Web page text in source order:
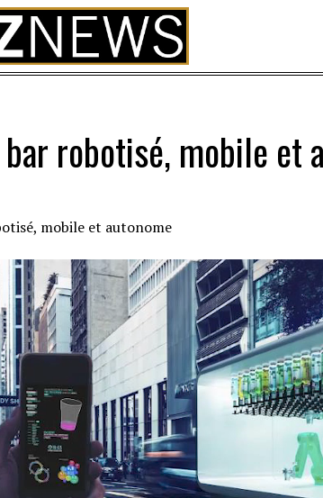
robotisé, mobile et